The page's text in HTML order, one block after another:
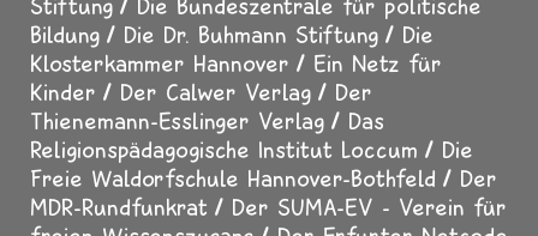
Stiftung
Die Bundeszentrale für politische
Bildung
Die Dr. Buhmann Stiftung
Die
Klosterkammer Hannover
Ein Netz für
Kinder
Der Calwer Verlag
Der
Thienemann-Esslinger Verlag
Das
Religionspädagogische Institut Loccum
Die
Freie Waldorfschule Hannover-Bothfeld
Der
MDR-Rundfunkrat
Der SUMA-EV - Verein für